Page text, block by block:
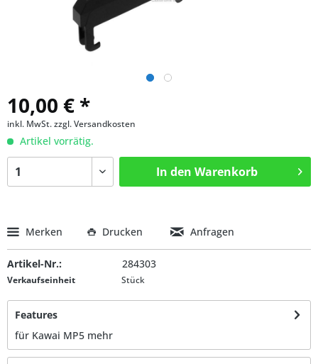
10,00 € *
inkl. MwSt.zzgl. Versandkosten
Artikel vorrätig.
In den Warenkorb
Merken Drucken Anfragen
Artikel-Nr.: 284303
Verkaufseinheit Stück
Features
für Kawai MP5 mehr